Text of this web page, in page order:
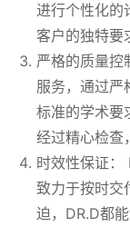
进行个性化的
客户的独特要
严格的质量控
服务，通过严
标准的学术要
经过精心检查
时效性保证：
致力于按时交
迫，DR.D都